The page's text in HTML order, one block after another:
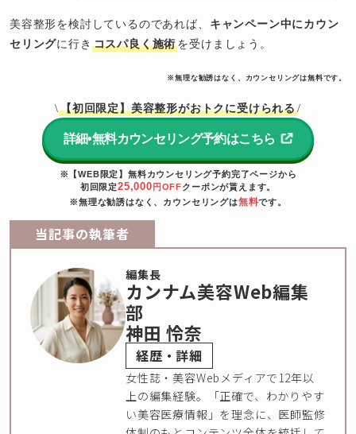
美容整形を検討しているのであれば、 キャンペーン中にカウン
セリングに行き コスパ良く施術を受けましょう。
※無理な勧誘はなく、カウンセリングは無料です。
\【初回限定】美容整形がおトクに受けられる/
詳細•無料カウンセリング予約はこちら
※【WEB限定】無料カウンセリング予約完了ページから
初回限定25,000 円OFFクーポンが貰えます。
※無理な勧誘はなく、カウンセリングは無料です。
当記事の執筆者
編集長
カンナム美容Web編集
部
神田 怜奈
経歴・詳細
女性誌・美容Webメディアで12年以
上の編集経験。「正確で、わかりやす
い美容医療情報」を理念に、医師監修